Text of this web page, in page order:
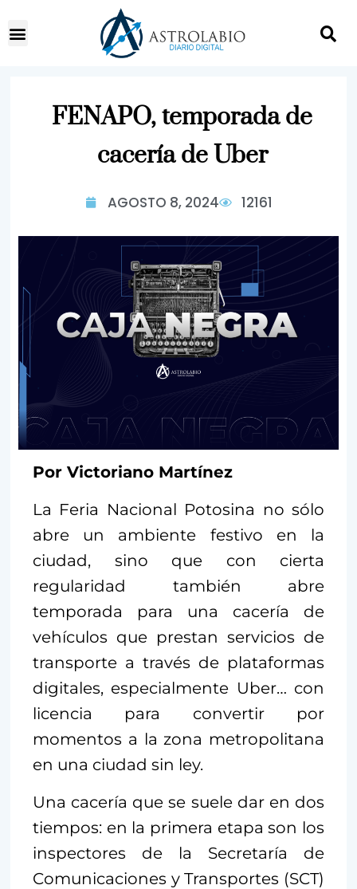
FENAPO, temporada de
cacería de Uber
AGOSTO 8, 2024 12161
Por Victoriano Martínez
La Feria Nacional Potosina no sólo
abre un ambiente festivo en la
ciudad, sino que con cierta
regularidad también abre
temporada para una cacería de
vehículos que prestan servicios de
transporte a través de plataformas
digitales, especialmente Uber… con
licencia para convertir por
momentos a la zona metropolitana
en una ciudad sin ley.
Una cacería que se suele dar en dos
tiempos: en la primera etapa son los
inspectores de la Secretaría de
Comunicaciones y Transportes (SCT)